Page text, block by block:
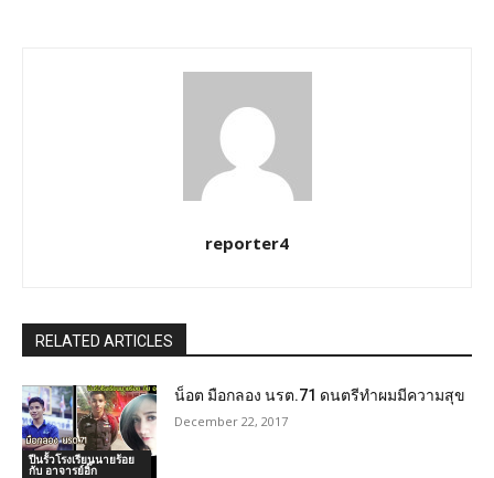
reporter4
RELATED ARTICLES
ปีนรั้วโรงเรียนนายร้อย
กับ อาจารย์อิ๊ก
น็อต มือกลอง นรต.71 ดนตรีทำผมมีความสุข
December 22, 2017